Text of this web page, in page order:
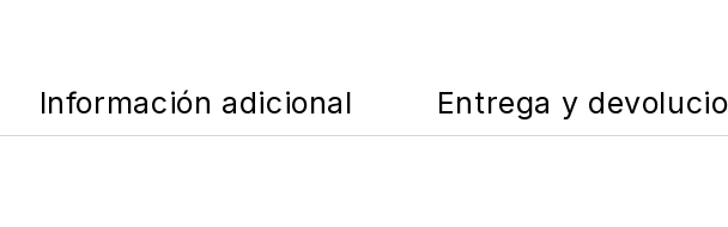
Información adicional Entrega y